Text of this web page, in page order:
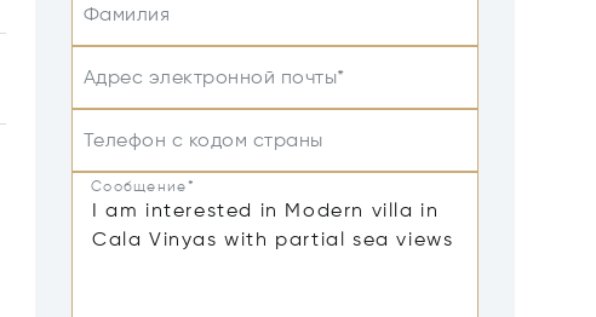
Фамилия
Адрес электронной почты*
Телефон с кодом страны
Сообщение*